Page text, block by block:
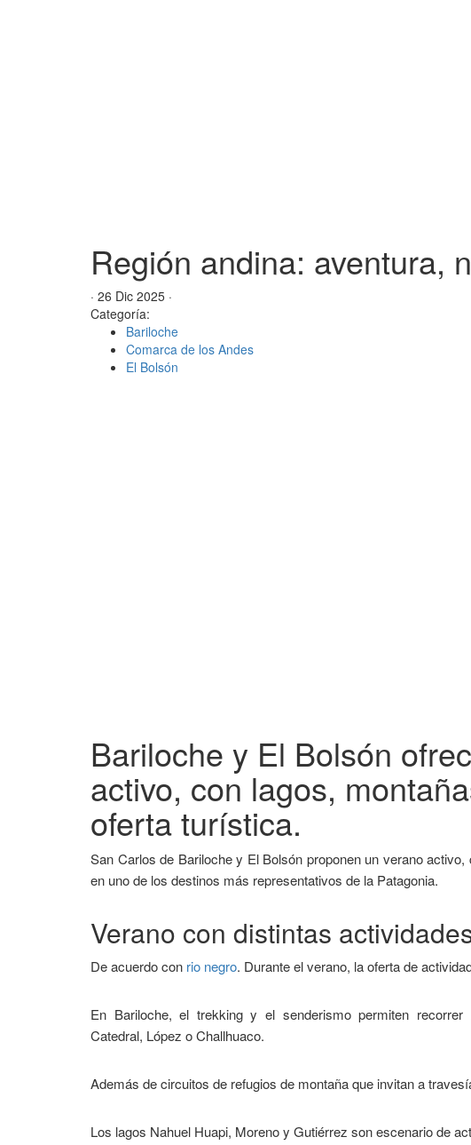
Región andina: aventura,
· 26 Dic 2025 ·
Categoría:
Bariloche
Comarca de los Andes
El Bolsón
Bariloche y El Bolsón
activo, con lagos,
oferta turística.
San Carlos de Bariloche y El Bolsón proponen un verano
en uno de los destinos más representativos de la Patagonia.
Verano con distintas
De acuerdo con rio negro. Durante el verano, la oferta de
En Bariloche, el trekking y el senderismo permiten
Catedral, López o Challhuaco.
Además de circuitos de refugios de montaña que invitan a
Los lagos Nahuel Huapi, Moreno y Gutiérrez son escenario de